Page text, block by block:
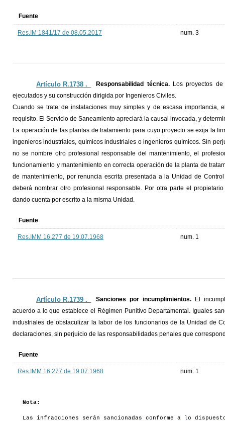
Fuente
Res.IM 1841/17 de 08.05.2017 num. 3
Artículo R.1738 ._ Responsabilidad técnica.Los proyectos de
ejecutados y su construcción dirigida por Ingenieros Civiles.
Cuando se trate de instalaciones muy simples y de escasa
requisito. El Servicio de Saneamiento apreciará la causal invocada, y
La operación de las plantas de tratamiento para cuyo proyecto se exija la
ingenieros industriales, químicos industriales o ingenieros químicos. Sin
no se nombre otro profesional responsable del mantenimiento, el
funcionamiento y mantenimiento en correcta operación de la planta de
de mantenimiento, por renuncia escrita presentada a la Unidad de
deberá nombrar otro profesional responsable. Por otra parte el
dando cuenta por escrito a la misma Unidad.
Fuente
Res.IMM 16.277 de 19.07.1968 num. 1
Artículo R.1739 ._ Sanciones por incumplimientos.
El
acuerdo a lo que establece el Régimen Punitivo Departamental. Iguales
industriales de obstaculizar la labor de los funcionarios de la Unidad de
declaraciones, sin perjuicio de las responsabilidades penales que
Fuente
Res.IMM 16.277 de 19.07.1968 num. 1
Nota:
Las infracciones serán sancionadas conforme a lo dispuesto